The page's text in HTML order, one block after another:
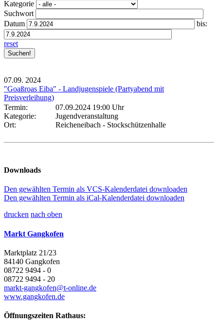
Kategorie
Suchwort
Datum
bis:
reset
07.09. 2024
"Goaßroas Eiba" - Landjugenspiele (Partyabend mit
Preisverleihung)
Termin:
07.09.2024 19:00 Uhr
Kategorie:
Jugendveranstaltung
Ort:
Reicheneibach - Stockschützenhalle
Downloads
Den gewählten Termin als VCS-Kalenderdatei downloaden
Den gewählten Termin als iCal-Kalenderdatei downloaden
drucken nach oben
Markt Gangkofen
Marktplatz 21/23
84140 Gangkofen
08722 9494 - 0
08722 9494 - 20
markt-gangkofen@t-online.de
www.gangkofen.de
Öffnungszeiten Rathaus: